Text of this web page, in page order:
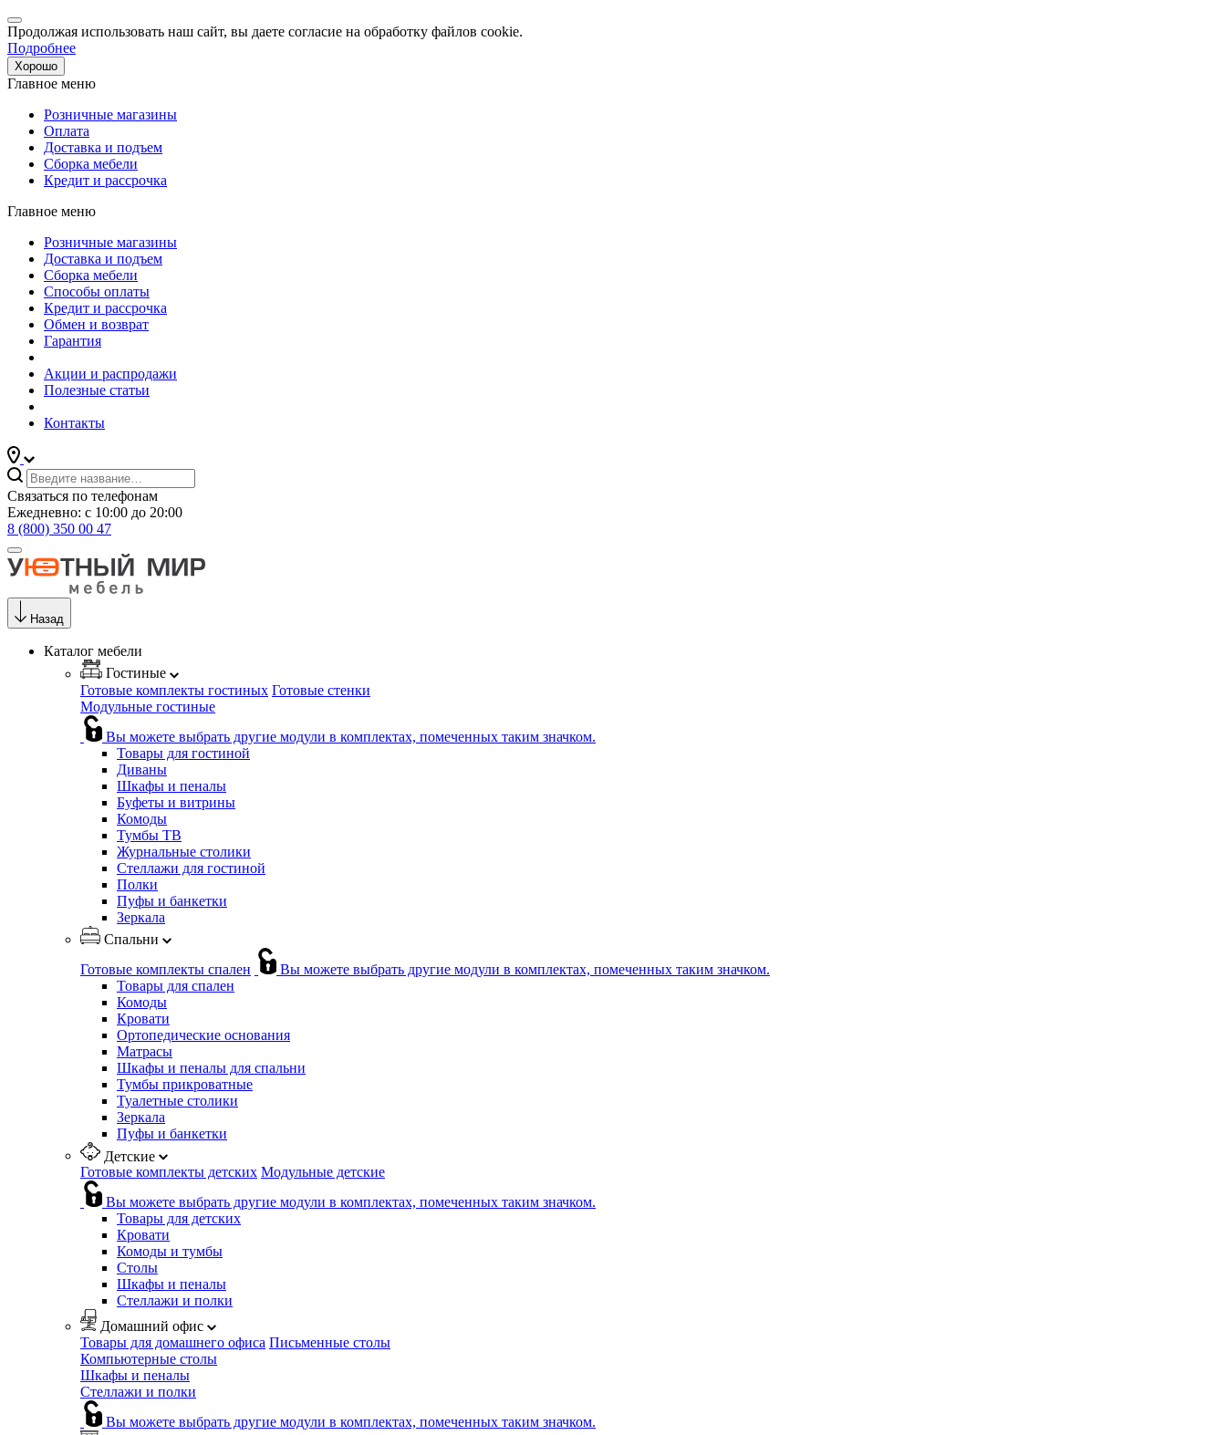
Продолжая использовать наш сайт, вы даете согласие на обработку файлов cookie.
Подробнее
Хорошо
Главное меню
Розничные магазины
Оплата
Доставка и подъем
Сборка мебели
Кредит и рассрочка
Главное меню
Розничные магазины
Доставка и подъем
Сборка мебели
Способы оплаты
Кредит и рассрочка
Обмен и возврат
Гарантия
Акции и распродажи
Полезные статьи
Контакты
Связаться по телефонам
Ежедневно: с 10:00 до 20:00
8 (800) 350 00 47
Назад
Каталог мебели
Гостиные
Готовые комплекты гостиных Готовые стенки
Модульные гостиные
Вы можете выбрать другие модули в комплектах, помеченных таким значком.
Товары для гостиной
Диваны
Шкафы и пеналы
Буфеты и витрины
Комоды
Тумбы ТВ
Журнальные столики
Стеллажи для гостиной
Полки
Пуфы и банкетки
Зеркала
Спальни
Готовые комплекты спален
Вы можете выбрать другие модули в комплектах, помеченных таким значком.
Товары для спален
Комоды
Кровати
Ортопедические основания
Матрасы
Шкафы и пеналы для спальни
Тумбы прикроватные
Туалетные столики
Зеркала
Пуфы и банкетки
Детские
Готовые комплекты детских Модульные детские
Вы можете выбрать другие модули в комплектах, помеченных таким значком.
Товары для детских
Кровати
Комоды и тумбы
Столы
Шкафы и пеналы
Стеллажи и полки
Домашний офис
Товары для домашнего офиса Письменные столы
Компьютерные столы
Шкафы и пеналы
Стеллажи и полки
Вы можете выбрать другие модули в комплектах, помеченных таким значком.